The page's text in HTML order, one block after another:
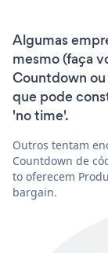
Algumas
mesmo (faça
Countdown
que pode
'no time'.
Outros tentam
Countdown de
to oferecem
bargain.